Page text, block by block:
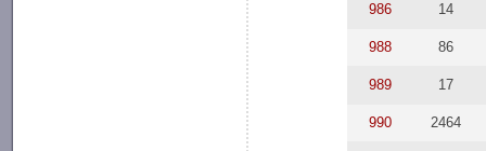
986 14
988 86
989 17
990 2464